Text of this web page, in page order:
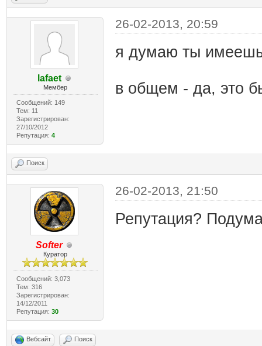
lafaet
Мембер
Сообщений: 149
Тем: 11
Зарегистрирован:
27/10/2012
Репутация: 4
26-02-2013, 20:59
я думаю ты имеешь
в общем - да, это
Поиск
Softer
Куратор
Сообщений: 3,073
Тем: 316
Зарегистрирован:
14/12/2011
Репутация: 30
26-02-2013, 21:50
Репутация?
Вебсайт Поиск